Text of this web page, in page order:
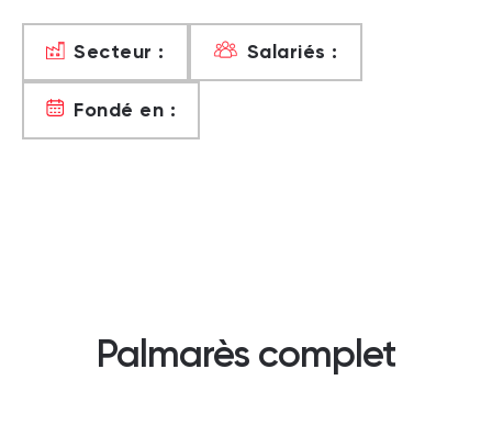
Secteur : Salariés :
Fondé en :
Palmarès complet